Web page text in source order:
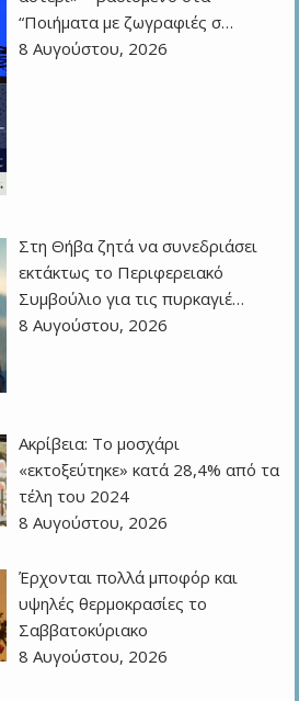
“Ποιήματα με ζωγραφιές σ…
8 Αυγούστου, 2026
Στη Θήβα ζητά να συνεδριάσει
εκτάκτως το Περιφερειακό
Συμβούλιο για τις πυρκαγιέ…
8 Αυγούστου, 2026
Ακρίβεια: Το μοσχάρι
«εκτοξεύτηκε» κατά 28,4% από τα
τέλη του 2024
8 Αυγούστου, 2026
Έρχονται πολλά μποφόρ και
υψηλές θερμοκρασίες το
Σαββατοκύριακο
8 Αυγούστου, 2026